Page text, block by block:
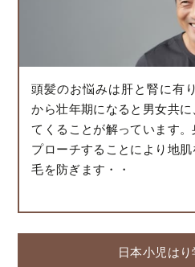
頭髪のお悩みは肝と腎に有
から壮年期になると男女共
てくることが解っています
プローチすることにより地
毛を防ぎます・・
日本小児は